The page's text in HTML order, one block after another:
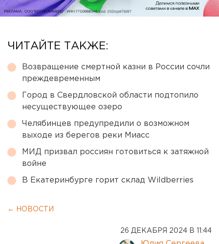
ЧИТАЙТЕ ТАКЖЕ:
Возвращение смертной казни в России сочли
преждевременным
Город в Свердловской области подтопило
несуществующее озеро
Челябинцев предупредили о возможном
выходе из берегов реки Миасс
МИД призвал россиян готовиться к затяжной
войне
В Екатеринбурге горит склад Wildberries
← НОВОСТИ
26 ДЕКАБРЯ 2024 В 11:44